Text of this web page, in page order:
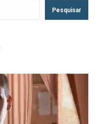
Pesquisar